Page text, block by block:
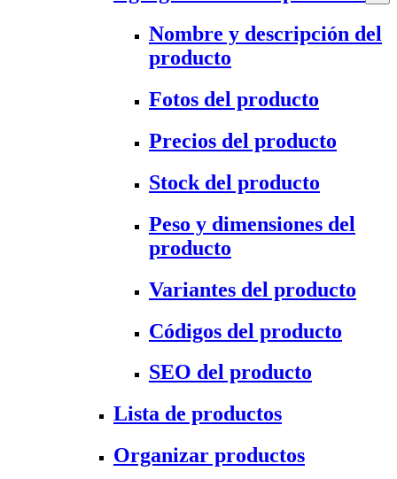
Nombre y descripción del
producto
Fotos del producto
Precios del producto
Stock del producto
Peso y dimensiones del
producto
Variantes del producto
Códigos del producto
SEO del producto
Lista de productos
Organizar productos